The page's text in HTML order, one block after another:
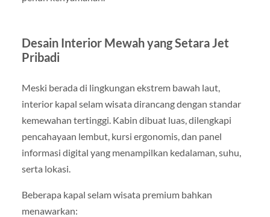
Desain Interior Mewah yang Setara Jet
Pribadi
Meski berada di lingkungan ekstrem bawah laut,
interior kapal selam wisata dirancang dengan standar
kemewahan tertinggi. Kabin dibuat luas, dilengkapi
pencahayaan lembut, kursi ergonomis, dan panel
informasi digital yang menampilkan kedalaman, suhu,
serta lokasi.
Beberapa kapal selam wisata premium bahkan
menawarkan: